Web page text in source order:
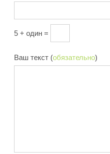
5 + один =
Ваш текст (обязательно)